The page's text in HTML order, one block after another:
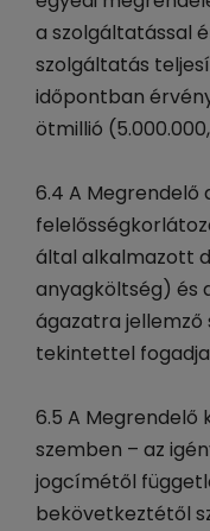
a szolgáltatással
szolgáltatás
időpontban
ötmillió
6.4 A Megrendelő
által alkalmazott
anyagköltség) és
ágazatra jellemző
tekintettel
6.5 A Megrendelő
szemben – az
jogcímétől
bekövetkeztétől